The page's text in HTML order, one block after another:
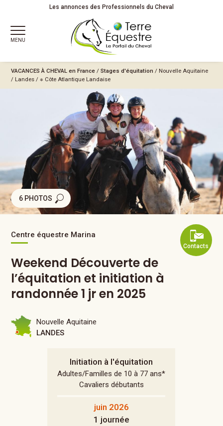
Les annonces des Professionnels du Cheval
MENU
VACANCES À CHEVALen France /Stages d'équitation / Nouvelle Aquitaine
/ Landes /※ Côte Atlantique Landaise
6 PHOTOS
Contacts
Centre équestre Marina
Weekend Découverte de
l’équitation et initiation à
randonnée 1 jr en 2025
Initiation à l'équitation
Adultes/Familles de 10 à 77 ans*
Cavaliers débutants
juin 2026
1 journée
Nouvelle Aquitaine
LANDES